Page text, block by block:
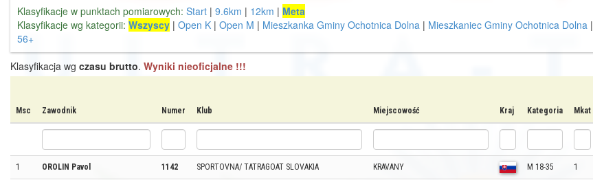
Klasyfikacje w punktach pomiarowych: Start | 9.6km | 12km | Meta
Klasyfikacje wg kategorii: Wszyscy | Open K | Open M | Mieszkanka Gminy Ochotnica Dolna | Mieszkaniec Gminy Ochotnica Dolna |
56+
Klasyfikacja wg czasu brutto. Wyniki nieoficjalne !!!
Msc Zawodnik Numer Klub Miejscowość Kraj Kategoria Mkat
1 OROLIN Pavol 1142 SPORTOVNA/ TATRAGOAT SLOVAKIA KRAVANY M 18-35 1